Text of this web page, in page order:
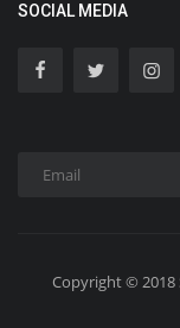
SOCIAL MEDIA
Copyright © 2018